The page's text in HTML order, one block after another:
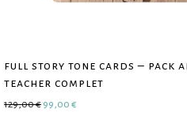
full story tone cards – pack
teacher complet
129,00€ Le prix initial était : 129,00 €.
99,00 €Le prix actuel est : 99,00